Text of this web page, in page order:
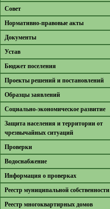
Совет
Нормативно-правовые акты
Документы
Устав
Бюджет поселения
Проекты решений и постановлений
Образцы заявлений
Cоциально-экономическое развитие
Защита населения и территории от
чрезвычайных ситуаций
Проверки
Водоснабжение
Информация о проверках
Реестр муниципальной собственности
Реестр многоквартирных домов